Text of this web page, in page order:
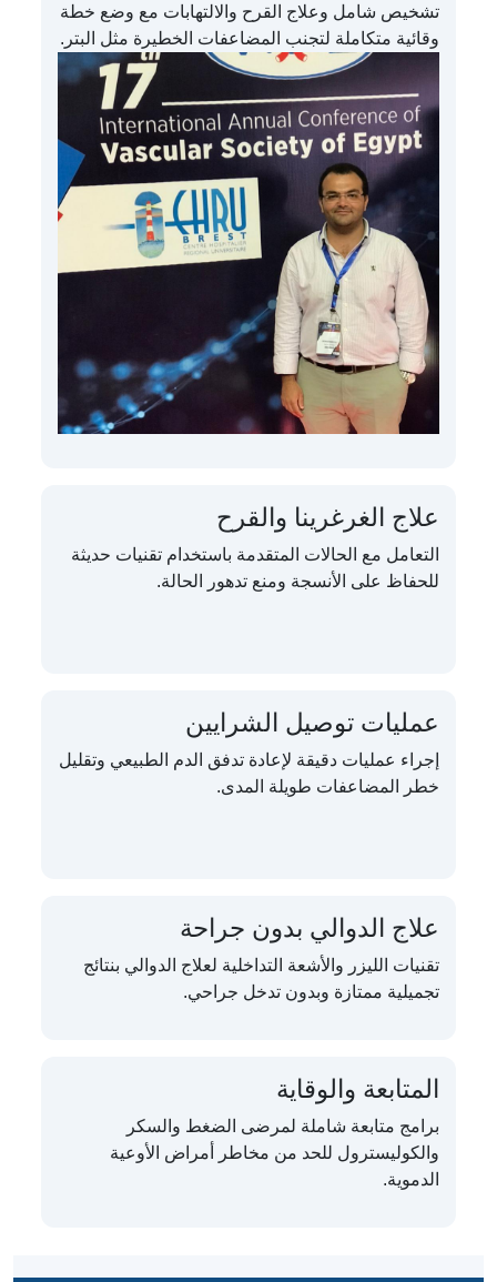
تشخيص شامل وعلاج القرح والالتهابات مع وضع خطة
وقائية متكاملة لتجنب المضاعفات الخطيرة مثل البتر.
علاج الغرغرينا والقرح
التعامل مع الحالات المتقدمة باستخدام تقنيات حديثة
للحفاظ على الأنسجة ومنع تدهور الحالة.
عمليات توصيل الشرايين
إجراء عمليات دقيقة لإعادة تدفق الدم الطبيعي وتقليل
خطر المضاعفات طويلة المدى.
علاج الدوالي بدون جراحة
تقنيات الليزر والأشعة التداخلية لعلاج الدوالي بنتائج
تجميلية ممتازة وبدون تدخل جراحي.
المتابعة والوقاية
برامج متابعة شاملة لمرضى الضغط والسكر
والكوليسترول للحد من مخاطر أمراض الأوعية
الدموية.